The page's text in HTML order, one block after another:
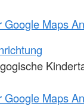
Google Maps
Google Maps